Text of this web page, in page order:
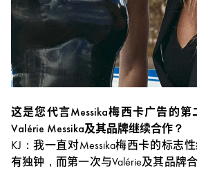
这是您代言Messika梅西卡广告的
Valérie Messika及其品牌继续合作？
KJ：我一直对Messika梅西卡的标志
有独钟，而第一次与Valérie及其品牌